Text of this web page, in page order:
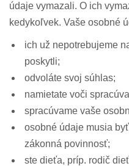
údaje vymazali. O ich
kedykoľvek. Vaše osobné
ich už nepotrebujeme
poskytli;
odvoláte svoj súhlas;
namietate voči
spracúvame vaše
osobné údaje musia
zákonná povinnosť;
ste dieťa, príp. rodič